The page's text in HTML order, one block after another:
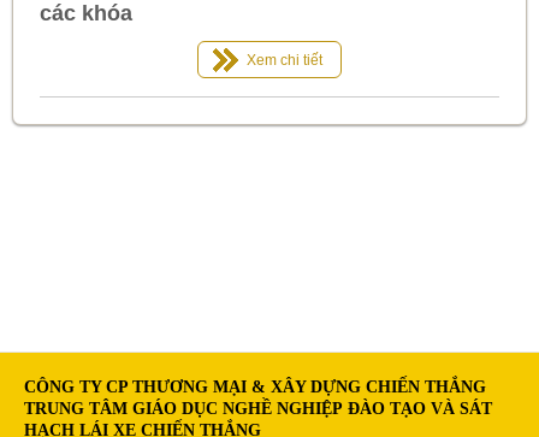
các khóa
Xem chi tiết
CÔNG TY CP THƯƠNG MẠI & XÂY DỰNG CHIẾN THẮNG
TRUNG TÂM GIÁO DỤC NGHỀ NGHIỆP ĐÀO TẠO VÀ SÁT
HẠCH LÁI XE CHIẾN THẮNG